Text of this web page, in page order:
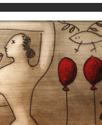
S/T
Víctor Pedra
350€